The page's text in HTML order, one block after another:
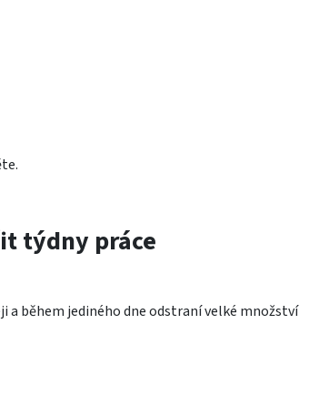
týdny práce
a během jediného dne odstraní velké množství